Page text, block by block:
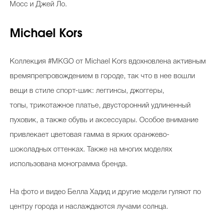
Мосс и Джей Ло.
Michael Kors
Коллекция #MKGO от Michael Kors вдохновлена активным
времяпрепровождением в городе, так что в нее вошли
вещи в стиле спорт-шик: леггинсы, джоггеры,
топы, трикотажное платье, двусторонний удлиненный
пуховик, а также обувь и аксессуары. Особое внимание
привлекает цветовая гамма в ярких оранжево-
шоколадных оттенках. Также на многих моделях
использована монограмма бренда.
На фото и видео Белла Хадид и другие модели гуляют по
центру города и наслаждаются лучами солнца.